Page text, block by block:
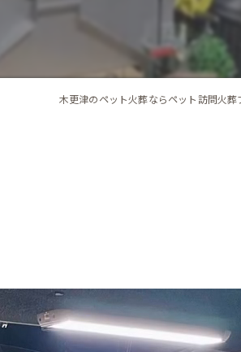
袖ケ浦のペッ
木更津のペット火葬ならペット訪問火葬